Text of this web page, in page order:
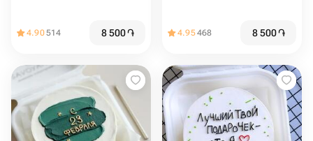
4.90514 8 500֏ 4.95468 8 500֏